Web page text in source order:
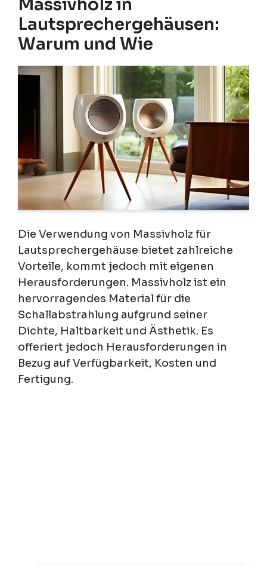
Massivholz in
Lautsprechergehäusen:
Warum und Wie
Die Verwendung von Massivholz für
Lautsprechergehäuse bietet zahlreiche
Vorteile, kommt jedoch mit eigenen
Herausforderungen. Massivholz ist ein
hervorragendes Material für die
Schallabstrahlung aufgrund seiner
Dichte, Haltbarkeit und Ästhetik. Es
offeriert jedoch Herausforderungen in
Bezug auf Verfügbarkeit, Kosten und
Fertigung.